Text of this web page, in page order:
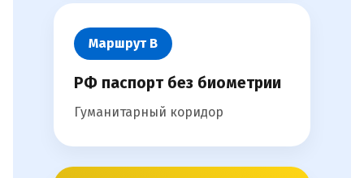
Маршрут В
РФ паспорт без биометрии
Гуманитарный коридор